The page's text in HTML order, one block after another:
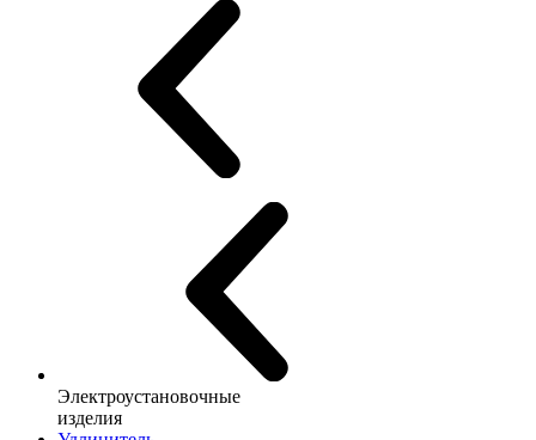
Электроустановочные
изделия